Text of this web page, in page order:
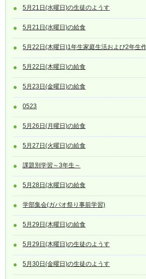
5月21日(水曜日)の生徒のようす
5月21日(水曜日)の給食
5月22日(木曜日)1年生家庭生活および2年生
5月22日(木曜日)の給食
5月23日(金曜日)の給食
0523
5月26日(月曜日)の給食
5月27日(火曜日)の給食
課題別学習～3年生～
5月28日(水曜日)の給食
学部集会(ガパオ祭り事前学習)
5月29日(木曜日)の給食
5月29日(木曜日)の生徒のようす
5月30日(金曜日)の生徒のようす